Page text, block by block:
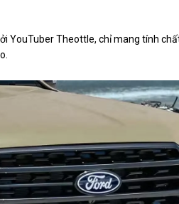
YouTuber Theottle, chỉ mang tính